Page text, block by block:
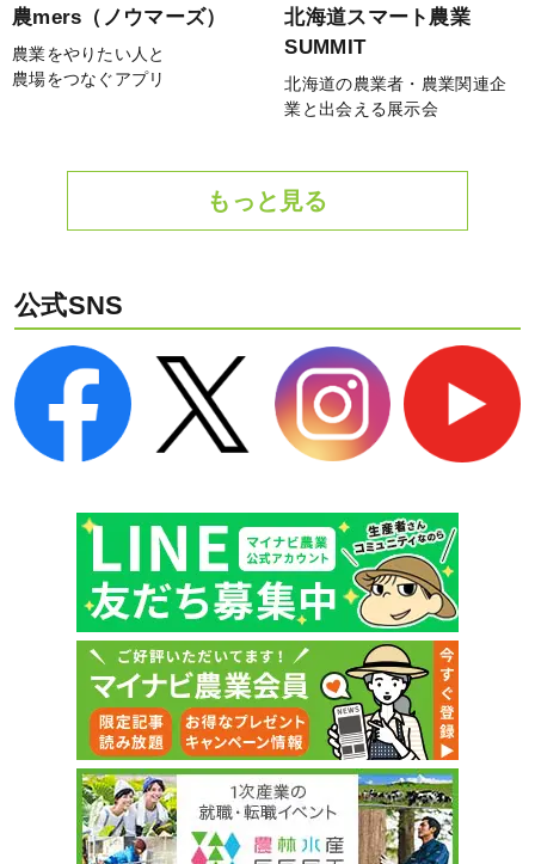
農mers（ノウマーズ）
農業をやりたい人と
農場をつなぐアプリ
北海道スマート農業
SUMMIT
北海道の農業者・農業関連企
業と出会える展示会
もっと見る
公式SNS